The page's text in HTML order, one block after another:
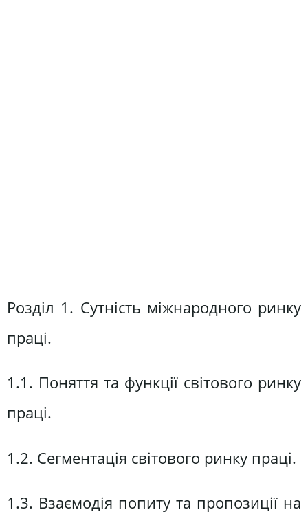
Розділ 1. Сутність міжнародного ринку
праці.
1.1. Поняття та функції світового ринку
праці.
1.2. Сегментація світового ринку праці.
1.3. Взаємодія попиту та пропозиції на